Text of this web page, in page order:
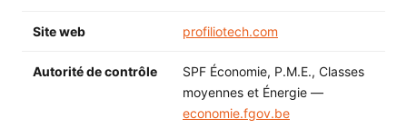
Site web profiliotech.com
Autorité de contrôle
SPF Économie, P.M.E., Classes
moyennes et Énergie —
economie.fgov.be